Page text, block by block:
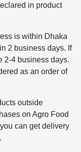
in product
is within Dhaka
2 business days. If
2-4 business days.
as an order of
outside
on Agro Food
can get delivery